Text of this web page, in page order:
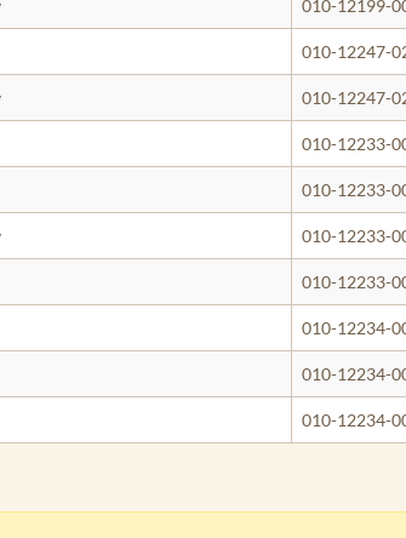
010-12199-
010-12247-
010-12247-
010-12233-
010-12233-
010-12233-
010-12233-
010-12234-
010-12234-
010-12234-